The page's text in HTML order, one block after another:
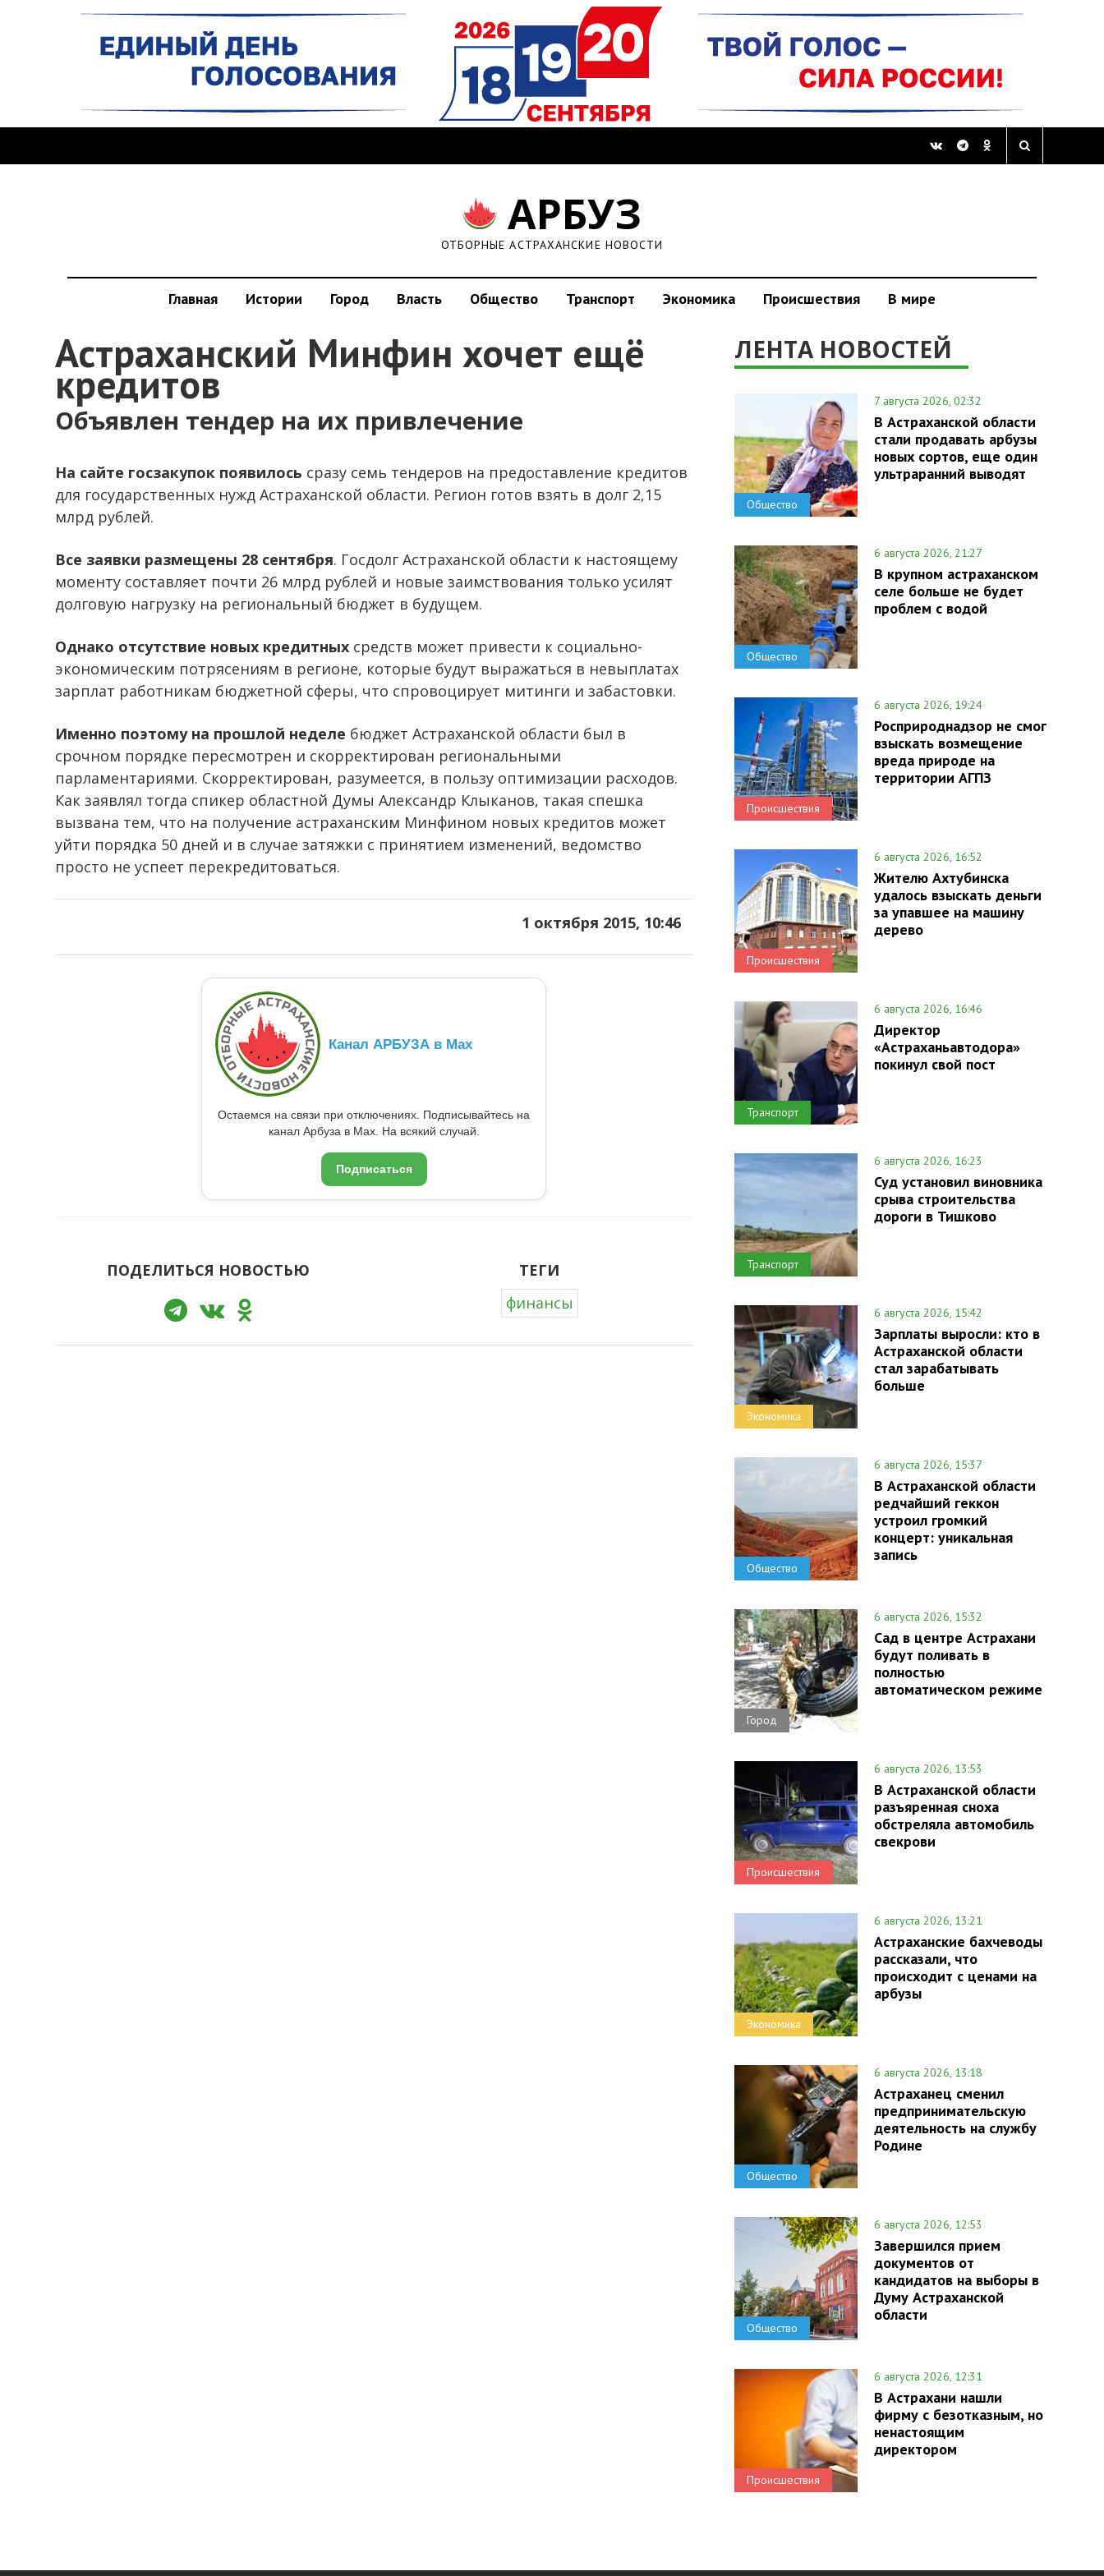
АРБУЗ
ОТБОРНЫЕ АСТРАХАНСКИЕ НОВОСТИ
Главная Истории Город Власть Общество Транспорт Экономика Происшествия В мире
Астраханский Минфин хочет ещё
кредитов
Объявлен тендер на их привлечение
На сайте госзакупок появилось сразу семь тендеров на предоставление кредитов
для государственных нужд Астраханской области. Регион готов взять в долг 2,15
млрд рублей.
Все заявки размещены 28 сентября. Госдолг Астраханской области к настоящему
моменту составляет почти 26 млрд рублей и новые заимствования только усилят
долговую нагрузку на региональный бюджет в будущем.
Однако отсутствие новых кредитных средств может привести к социально-
экономическим потрясениям в регионе, которые будут выражаться в невыплатах
зарплат работникам бюджетной сферы, что спровоцирует митинги и забастовки.
Именно поэтому на прошлой неделе бюджет Астраханской области был в
срочном порядке пересмотрен и скорректирован региональными
парламентариями. Скорректирован, разумеется, в пользу оптимизации расходов.
Как заявлял тогда спикер областной Думы Александр Клыканов, такая спешка
вызвана тем, что на получение астраханским Минфином новых кредитов может
уйти порядка 50 дней и в случае затяжки с принятием изменений, ведомство
просто не успеет перекредитоваться.
1 октября 2015, 10:46
Канал АРБУЗА в Max
Остаемся на связи при отключениях. Подписывайтесь на
канал Арбуза в Max. На всякий случай.
Подписаться
ПОДЕЛИТЬСЯ НОВОСТЬЮ
ТЕГИ
финансы
ЛЕНТА НОВОСТЕЙ
Общество
7 августа 2026, 02:32
В Астраханской области
стали продавать арбузы
новых сортов, еще один
ультраранний выводят
Общество
6 августа 2026, 21:27
В крупном астраханском
селе больше не будет
проблем с водой
Происшествия
6 августа 2026, 19:24
Росприроднадзор не смог
взыскать возмещение
вреда природе на
территории АГПЗ
Происшествия
6 августа 2026, 16:52
Жителю Ахтубинска
удалось взыскать деньги
за упавшее на машину
дерево
Транспорт
6 августа 2026, 16:46
Директор
«Астраханьавтодора»
покинул свой пост
Транспорт
6 августа 2026, 16:23
Суд установил виновника
срыва строительства
дороги в Тишково
Экономика
6 августа 2026, 15:42
Зарплаты выросли: кто в
Астраханской области
стал зарабатывать
больше
Общество
6 августа 2026, 15:37
В Астраханской области
редчайший геккон
устроил громкий
концерт: уникальная
запись
Город
6 августа 2026, 15:32
Сад в центре Астрахани
будут поливать в
полностью
автоматическом режиме
Происшествия
6 августа 2026, 13:53
В Астраханской области
разъяренная сноха
обстреляла автомобиль
свекрови
Экономика
6 августа 2026, 13:21
Астраханские бахчеводы
рассказали, что
происходит с ценами на
арбузы
Общество
6 августа 2026, 13:18
Астраханец сменил
предпринимательскую
деятельность на службу
Родине
Общество
6 августа 2026, 12:53
Завершился прием
документов от
кандидатов на выборы в
Думу Астраханской
области
Происшествия
6 августа 2026, 12:31
В Астрахани нашли
фирму с безотказным, но
ненастоящим
директором